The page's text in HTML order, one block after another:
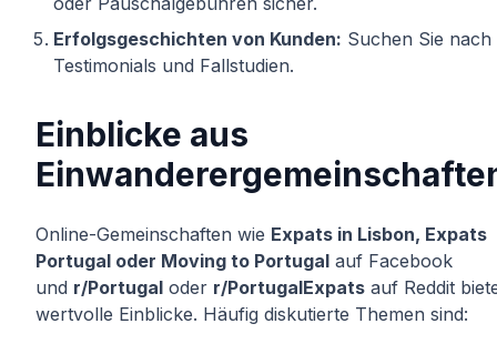
Erfolgsgeschichten von Kunden: Suchen Sie nach
Testimonials und Fallstudien.
Einblicke aus
Online-Gemeinschaften wie Expats in Lisbon, Expats
Portugal oder Moving to Portugal auf Facebook
und r/Portugal oder r/PortugalExpats auf Reddit
wertvolle Einblicke. Häufig diskutierte Themen sind: